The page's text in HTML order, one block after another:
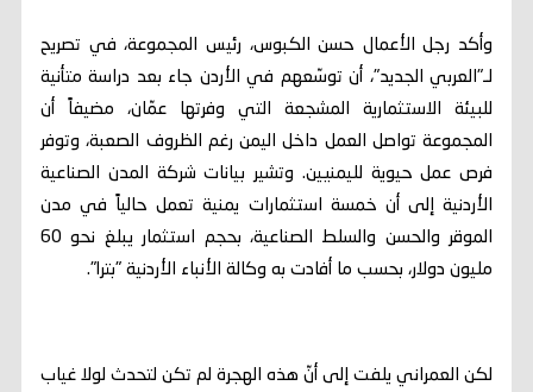
وأكد رجل الأعمال حسن الكبوس، رئيس المجموعة، في تصريح
لـ"العربي الجديد"، أن توسّعهم في الأردن جاء بعد دراسة متأنية
للبيئة الاستثمارية المشجعة التي وفرتها عمّان، مضيفاً أن
المجموعة تواصل العمل داخل اليمن رغم الظروف الصعبة، وتوفر
فرص عمل حيوية لليمنيين. وتشير بيانات شركة المدن الصناعية
الأردنية إلى أن خمسة استثمارات يمنية تعمل حالياً في مدن
الموقر والحسن والسلط الصناعية، بحجم استثمار يبلغ نحو 60
مليون دولار، بحسب ما أفادت به وكالة الأنباء الأردنية "بترا".
لكن العمراني يلفت إلى أنّ هذه الهجرة لم تكن لتحدث لولا غياب